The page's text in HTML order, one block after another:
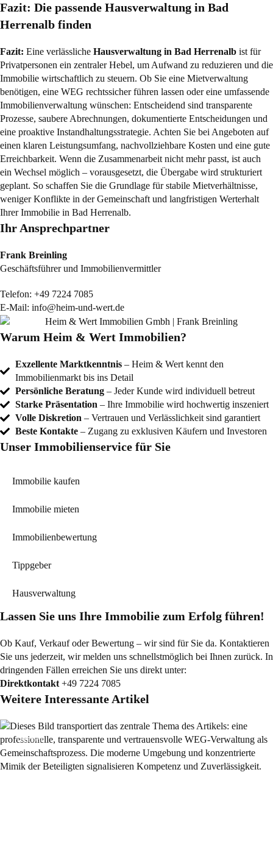
Fazit: Die passende Hausverwaltung in Bad
Herrenalb finden
Fazit: Eine verlässliche Hausverwaltung in Bad Herrenalb ist für
Privatpersonen ein zentraler Hebel, um Aufwand zu reduzieren und die
Immobilie wirtschaftlich zu steuern. Ob Sie eine Mietverwaltung
benötigen, eine WEG rechtssicher führen lassen oder eine umfassende
Immobilienverwaltung wünschen: Entscheidend sind transparente
Prozesse, saubere Abrechnungen, dokumentierte Entscheidungen und
eine proaktive Instandhaltungsstrategie. Achten Sie bei Angeboten auf
einen klaren Leistungsumfang, nachvollziehbare Kosten und eine gute
Erreichbarkeit. Wenn die Zusammenarbeit nicht mehr passt, ist auch
ein Wechsel möglich – vorausgesetzt, die Übergabe wird strukturiert
geplant. So schaffen Sie die Grundlage für stabile Mietverhältnisse,
weniger Konflikte in der Gemeinschaft und langfristigen Werterhalt
Ihrer Immobilie in Bad Herrenalb.
Ihr Ansprechpartner
Frank Breinling
Geschäftsführer und Immobilienvermittler
Telefon: +49 7224 7085
E-Mail: info@heim-und-wert.de
Warum Heim & Wert Immobilien?
Exzellente Marktkenntnis – Heim & Wert kennt den
Immobilienmarkt bis ins Detail
Persönliche Beratung – Jeder Kunde wird individuell betreut
Starke Präsentation – Ihre Immobilie wird hochwertig inszeniert
Volle Diskretion – Vertrauen und Verlässlichkeit sind garantiert
Beste Kontakte – Zugang zu exklusiven Käufern und Investoren
Unser Immobilienservice für Sie
Immobilie kaufen
Immobilie mieten
Immobilienbewertung
Tippgeber
Hausverwaltung
Lassen Sie uns Ihre Immobilie zum Erfolg führen!
Ob Kauf, Verkauf oder Bewertung – wir sind für Sie da. Kontaktieren
Sie uns jederzeit, wir melden uns schnellstmöglich bei Ihnen zurück. In
dringenden Fällen erreichen Sie uns direkt unter:
Direktkontakt +49 7224 7085
Weitere Interessante Artikel
Allgemein